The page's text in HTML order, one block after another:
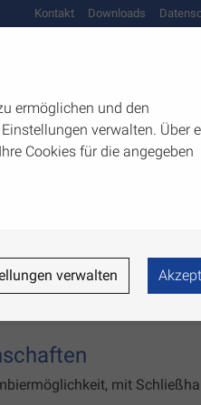
Kontakt Downloads
mit
ermöglichen und den
verwalten. Über
Cookies für die angegeben
verwalten